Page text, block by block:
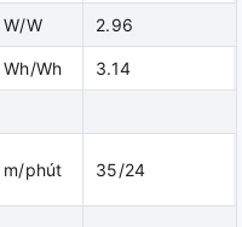
động học (Áp dụng với
W/W 2.96
Wh/Wh 3.14
m/phút 35/24